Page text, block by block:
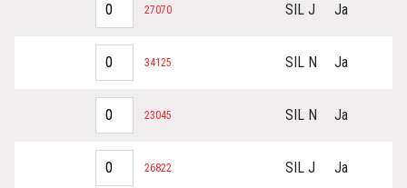
27070 SIL J Ja
34125 SIL N Ja
23045 SIL N Ja
26822 SIL J Ja